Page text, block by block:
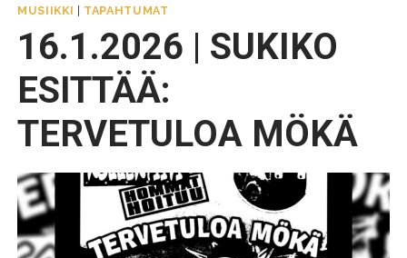
MUSIIKKI TAPAHTUMAT
16.1.2026 | SUKIKO
ESITTÄÄ:
TERVETULOA MÖKÄ